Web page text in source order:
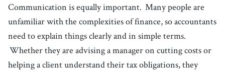
Communication is equally important. Many people are
unfamiliar with the complexities of finance, so accountants
need to explain things clearly and in simple terms.
Whether they are advising a manager on cutting costs or
helping a client understand their tax obligations, they